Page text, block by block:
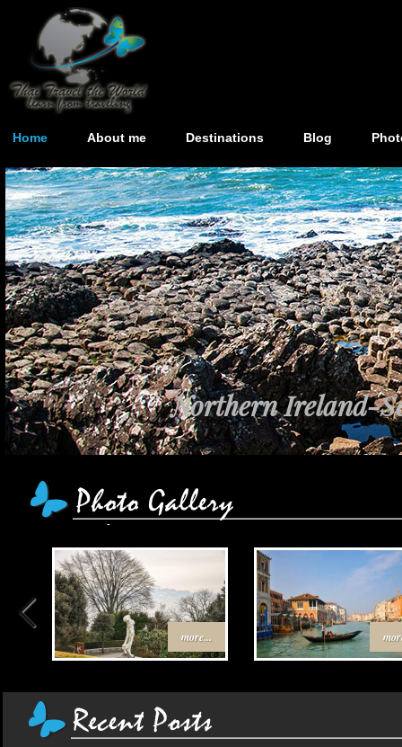
Home About me Destinations Blog
Northern Ireland-
more...